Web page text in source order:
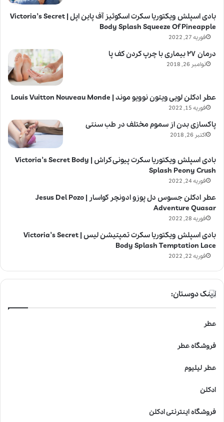
بادی اسپلش ویکتوریا سکرت اسکوئیز آف پاین اپل | Victoria’s Secret
Body Splash Squeeze Of Pineapple
فوریه 27, 2022
درمان ۲۷ بیماری با چرپ کردن کف پا
نوامبر 26, 2018
عطر ادکلن لویی ویتون نوویو موند | Louis Vuitton Nouveau Monde
فوریه 15, 2022
پاکسازی بدن از سموم مختلف در طب سنتی
اکتبر 26, 2018
بادی اسپلش ویکتوریا سکرت پیونی کراش | Victoria’s Secret Body
Splash Peony Crush
فوریه 24, 2022
عطر ادکلن جسوس دل پوزو ادونچر کواسار | Jesus Del Pozo
Adventure Quasar
فوریه 28, 2022
بادی اسپلش ویکتوریا سکرت تمپتیشن لیس | Victoria’s Secret
Body Splash Temptation Lace
فوریه 22, 2022
لینک دوستان:
عطر
فروشگاه عطر
عطر لیلیوم
ادکلن
فروشگاه اینترنتی ادکلن